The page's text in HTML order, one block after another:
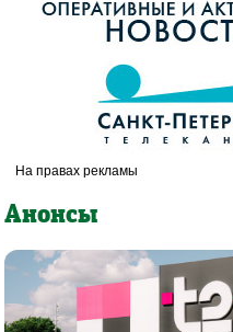
Анонсы